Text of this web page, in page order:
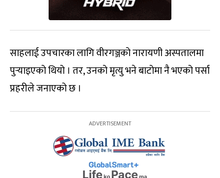
साहलाई उपचारका लागि वीरगञ्जको नारायणी अस्पतालमा
पुर्‍याइएको थियो । तर, उनको मृत्यु भने बाटोमा नै भएको पर्सा
प्रहरीले जनाएको छ ।